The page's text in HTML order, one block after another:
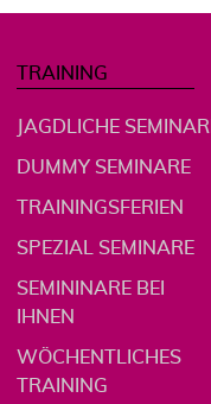
TRAINING
JAGDLICHE
DUMMY SEMINARE
TRAININGSFERIEN
SPEZIAL SEMINARE
SEMININARE BEI
IHNEN
WÖCHENTLICHES
TRAINING